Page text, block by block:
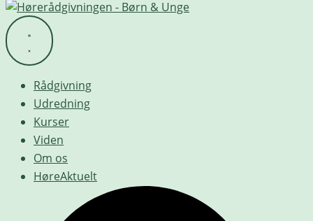
Rådgivning
Udredning
Kurser
Viden
Om os
HøreAktuelt